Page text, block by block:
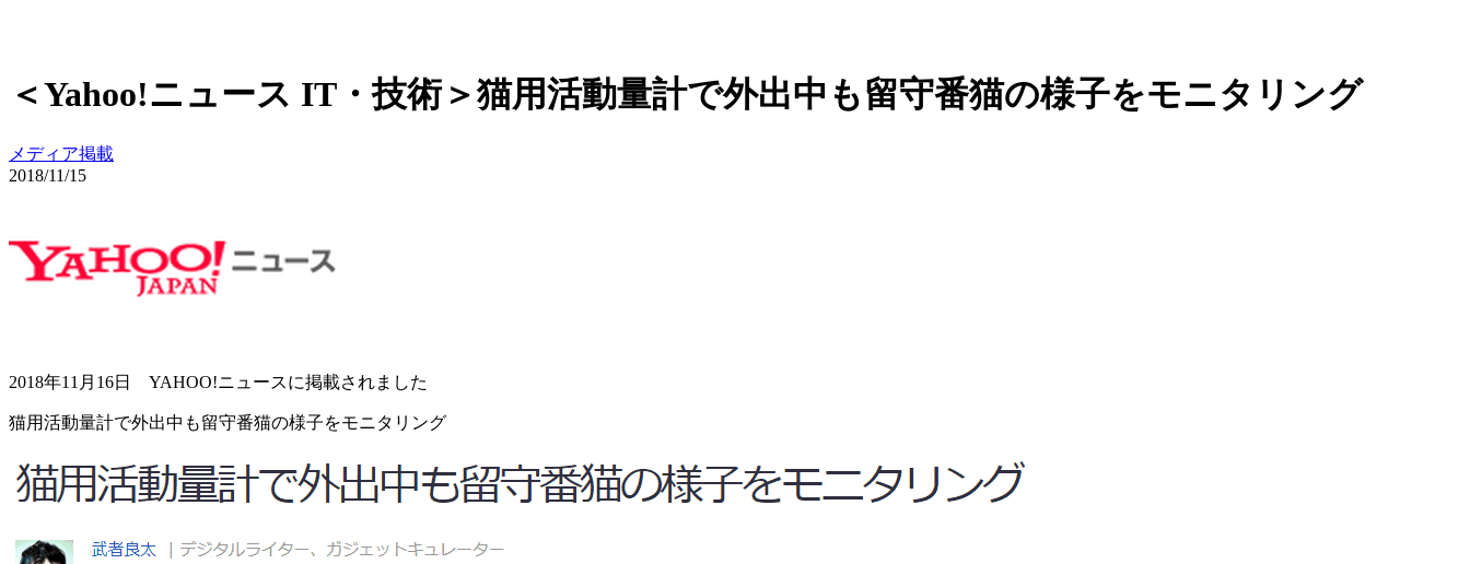
＜Yahoo!ニュース IT・技術＞猫用活動量計で外出中も留守番猫の様子をモニタリング
メディア掲載
2018/11/15
2018年11月16日 YAHOO!ニュースに掲載されました
猫用活動量計で外出中も留守番猫の様子をモニタリング